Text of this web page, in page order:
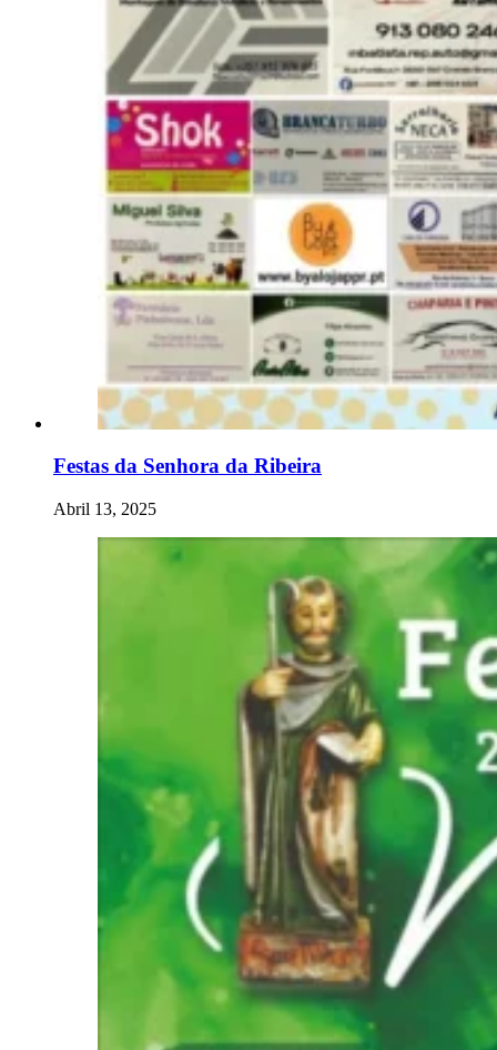
Festas da Senhora da Ribeira
Abril 13, 2025